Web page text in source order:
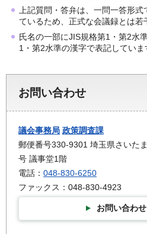
上記質問・答弁は、一問一答形
ているため、正式な会議録とは若
氏名の一部にJIS規格第1・第2水
1・第2水準の漢字で表記していま
お問い合わせ
議会事務局 政策調査課
郵便番号330-9301 埼玉県さいた
号 議事堂1階
電話： 048-830-6250
ファックス：048-830-4923
お問い合わ